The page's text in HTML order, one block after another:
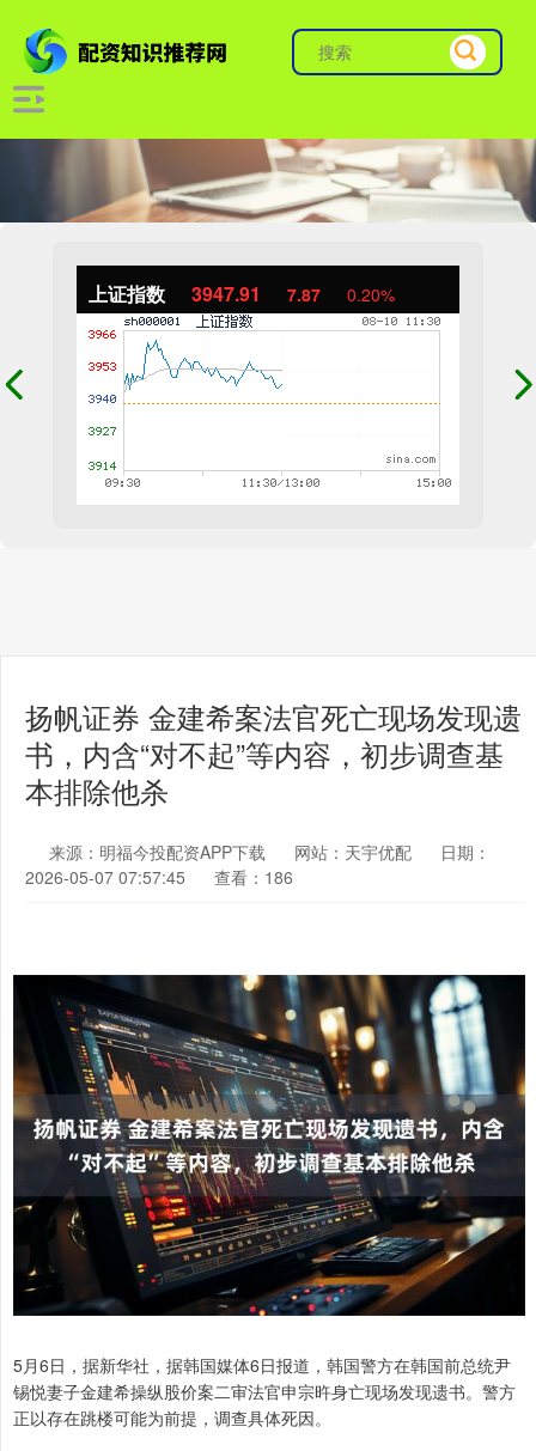
上证指数 3947.91 7.87 0.20%
扬帆证券 金建希案法官死亡现场发现遗
书，内含“对不起”等内容，初步调查基
本排除他杀
来源：明福今投配资APP下载 网站：天宇优配
日期：
2026-05-07 07:57:45
查看：186
5月6日，据新华社，据韩国媒体6日报道，韩国警方在韩国前总统尹
锡悦妻子金建希操纵股价案二审法官申宗旿身亡现场发现遗书。警方
正以存在跳楼可能为前提，调查具体死因。